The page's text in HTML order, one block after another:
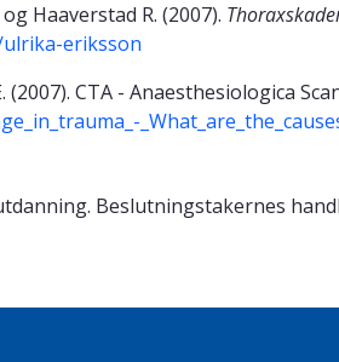
Haaverstad R. (2007).
eriksson
(2007). CTA - Anaesthesiologica
Beslutningstakernes